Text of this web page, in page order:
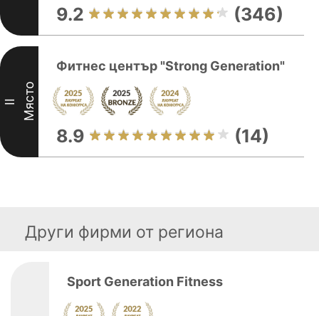
9.2 (346)
II Място
Фитнес център "Strong Generation"
8.9 (14)
Други фирми от региона
Sport Generation Fitness